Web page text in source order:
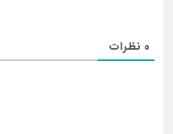
0 نظرات